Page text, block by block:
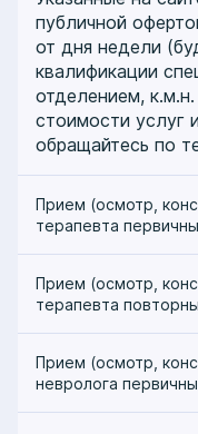
публичной
от дня недели
квалификации
отделением,
стоимости услуг
обращайтесь по
Прием (осмотр,
терапевта
Прием (осмотр,
терапевта
Прием (осмотр,
невролога